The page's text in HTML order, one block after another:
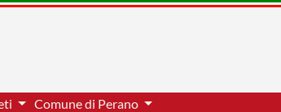
Comune di Perano